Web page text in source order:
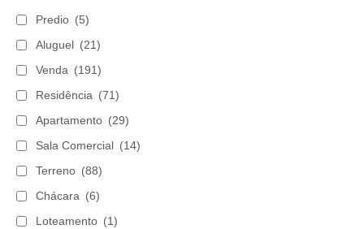
Predio (5)
Aluguel (21)
Venda (191)
Residência (71)
Apartamento (29)
Sala Comercial (14)
Terreno (88)
Chácara (6)
Loteamento (1)